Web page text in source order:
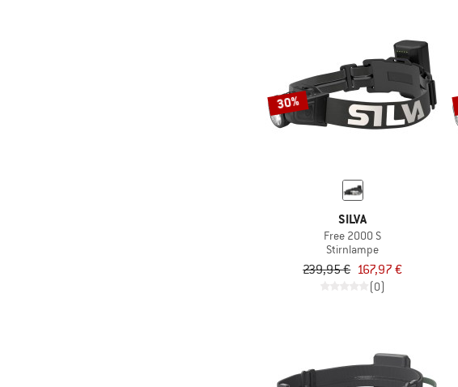
30%
SILVA
Free 2000 S
Stirnlampe
239,95 € 167,97 €
(0)